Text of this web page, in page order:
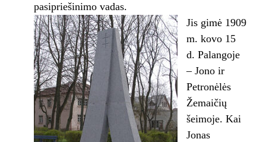
pasipriešinimo vadas.
Jis gimė 1909
m. kovo 15
d. Palangoje
– Jono ir
Petronėlės
Žemaičių
šeimoje. Kai
Jonas